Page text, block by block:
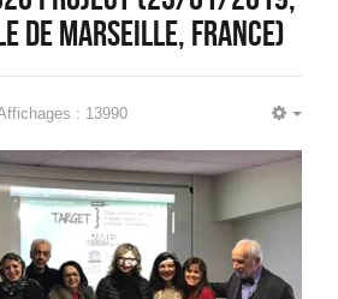
de Marseille, France)
: 13990